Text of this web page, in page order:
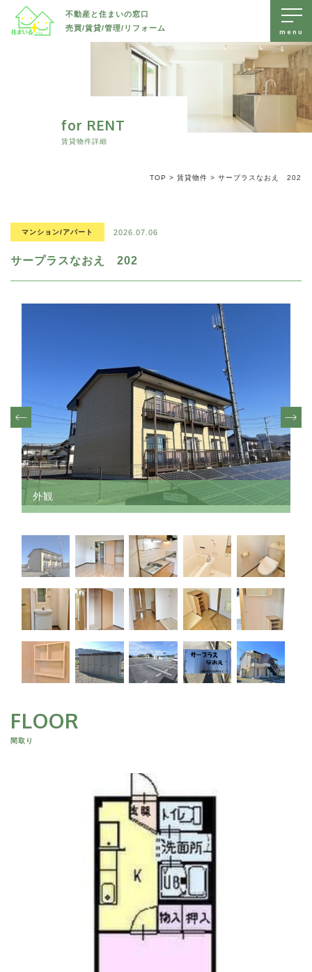
不動産と住まいの窓口
売買/賃貸/管理/リフォーム
すべて
マンション/アパート
その他(長野県内)
その他(長野県外)
賃貸物件を探す
駐車場/ 土地
長野市
その他(長野県内)
その他(長野県外)
1K/1DK/1LDK
2K/2DK/2LDK
4LDK以上
水回り
無料査定・不動産に関するお問い合わせ
住まいるプラスへいつでもお気軽にご相談ください。
（時間外も対応可能です。お気軽にご連絡ください）
売却物件大募集
お問い合わせフォーム
for RENT
賃貸物件詳細
TOP > 賃貸物件 > サープラスなおえ 202
マンション/アパート 2026.07.06
サープラスなおえ 202
外観
外観
FLOOR
間取り